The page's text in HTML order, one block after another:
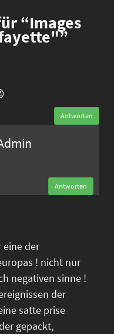
“Images
Antworten
Antworten
der
! nicht nur
negativen sinne !
der
satte prise
gepackt,